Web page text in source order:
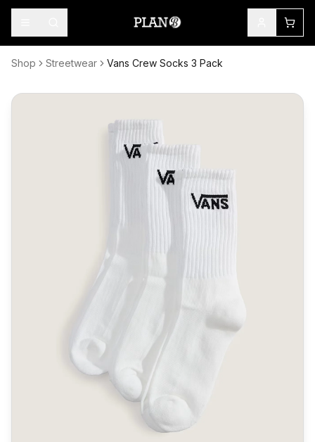
Shop Streetwear Vans Crew Socks 3 Pack